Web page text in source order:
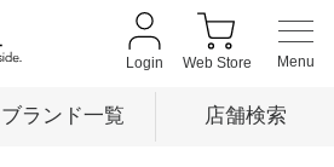
Login Web Store
ブランド一覧 店舗検索